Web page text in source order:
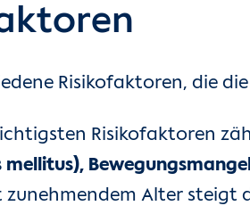
Risikofaktoren, die
Risikofaktoren
mellitus),
zunehmendem Alter steigt